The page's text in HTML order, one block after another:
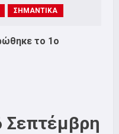
ΣΗΜΑΝΤΙΚΑ
το 1ο
Σεπτέμβρη